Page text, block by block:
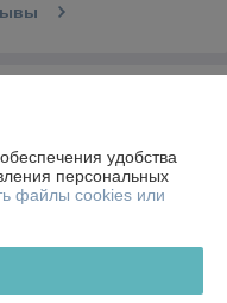
удобства
персональных
файлы cookies или